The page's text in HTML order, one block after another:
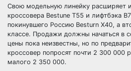
Свою модельную линейку расширяет
кроссовера Bestune Т55 и лифтбэка
покинувшего Россию Besturn X40, а
классе. Продажи должны начаться в
цены пока неизвестны, но по
кроссовер попросят почти 2 300 000
малого 2 350 000.